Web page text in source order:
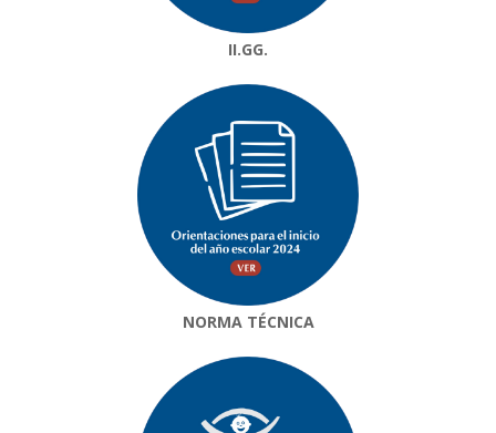
II.GG.
NORMA TÉCNICA